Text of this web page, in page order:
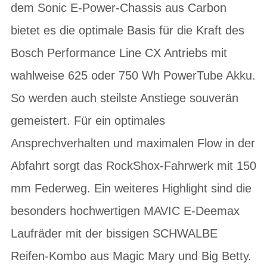
dem Sonic E-Power-Chassis aus Carbon
bietet es die optimale Basis für die Kraft des
Bosch Performance Line CX Antriebs mit
wahlweise 625 oder 750 Wh PowerTube Akku.
So werden auch steilste Anstiege souverän
gemeistert. Für ein optimales
Ansprechverhalten und maximalen Flow in der
Abfahrt sorgt das RockShox-Fahrwerk mit 150
mm Federweg. Ein weiteres Highlight sind die
besonders hochwertigen MAVIC E-Deemax
Laufräder mit der bissigen SCHWALBE
Reifen-Kombo aus Magic Mary und Big Betty.